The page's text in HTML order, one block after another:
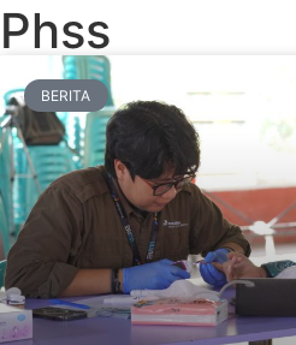
Phss
BERITA